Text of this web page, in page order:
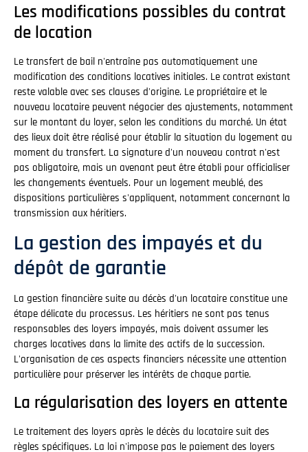
Les modifications possibles du contrat
de location
Le transfert de bail n'entraîne pas automatiquement une
modification des conditions locatives initiales. Le contrat existant
reste valable avec ses clauses d'origine. Le propriétaire et le
nouveau locataire peuvent négocier des ajustements, notamment
sur le montant du loyer, selon les conditions du marché. Un état
des lieux doit être réalisé pour établir la situation du logement au
moment du transfert. La signature d'un nouveau contrat n'est
pas obligatoire, mais un avenant peut être établi pour officialiser
les changements éventuels. Pour un logement meublé, des
dispositions particulières s'appliquent, notamment concernant la
transmission aux héritiers.
La gestion des impayés et du
dépôt de garantie
La gestion financière suite au décès d'un locataire constitue une
étape délicate du processus. Les héritiers ne sont pas tenus
responsables des loyers impayés, mais doivent assumer les
charges locatives dans la limite des actifs de la succession.
L'organisation de ces aspects financiers nécessite une attention
particulière pour préserver les intérêts de chaque partie.
La régularisation des loyers en attente
Le traitement des loyers après le décès du locataire suit des
règles spécifiques. La loi n'impose pas le paiement des loyers